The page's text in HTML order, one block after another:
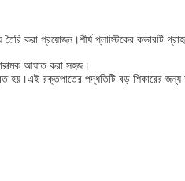
করা প্রয়োজন।শীর্ষ প্লাস্টিকের কভারটি
আঘাত করা সহজ।
হয়।এই রক্তপাতের পদ্ধতিটি বড় শিকারের